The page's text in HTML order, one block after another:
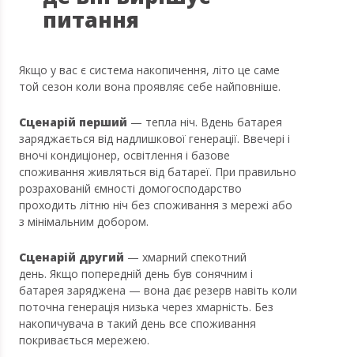
питання
Якщо у вас є система накопичення, літо це саме
той сезон коли вона проявляє себе найповніше.
Сценарій перший — тепла ніч. Вдень батарея
заряджається від надлишкової генерації. Ввечері і
вночі кондиціонер, освітлення і базове
споживання живляться від батареї. При правильно
розрахованій ємності домогосподарство
проходить літню ніч без споживання з мережі або
з мінімальним добором.
Сценарій другий — хмарний спекотний
день. Якщо попередній день був сонячним і
батарея заряджена — вона дає резерв навіть коли
поточна генерація низька через хмарність. Без
накопичувача в такий день все споживання
покривається мережею.